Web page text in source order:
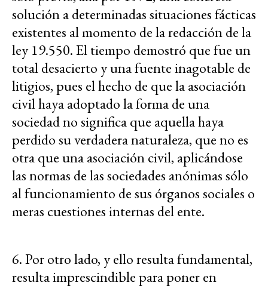
solución a determinadas situaciones fácticas
existentes al momento de la redacción de la
ley 19.550. El tiempo demostró que fue un
total desacierto y una fuente inagotable de
litigios, pues el hecho de que la asociación
civil haya adoptado la forma de una
sociedad no significa que aquella haya
perdido su verdadera naturaleza, que no es
otra que una asociación civil, aplicándose
las normas de las sociedades anónimas sólo
al funcionamiento de sus órganos sociales o
meras cuestiones internas del ente.
6. Por otro lado, y ello resulta fundamental,
resulta imprescindible para poner en